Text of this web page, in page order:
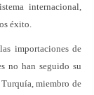
internacional,
éxito.
importaciones de
no han seguido su
miembro de